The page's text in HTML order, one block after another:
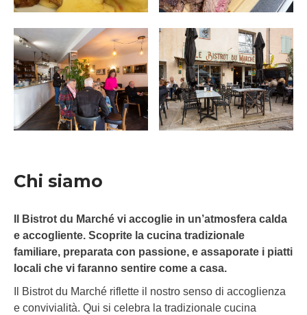
Chi siamo
Il Bistrot du Marché vi accoglie in un’atmosfera calda
e accogliente. Scoprite la cucina tradizionale
familiare, preparata con passione, e assaporate i piatti
locali che vi faranno sentire come a casa.
Il Bistrot du Marché riflette il nostro senso di accoglienza
e convivialità. Qui si celebra la tradizionale cucina